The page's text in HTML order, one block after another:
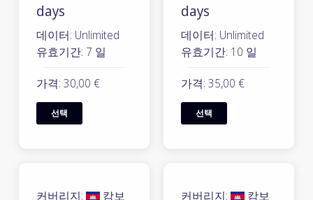
days
데이터: Unlimited
유효기간: 7 일
가격: 30,00 €
선택
days
데이터: Unlimited
유효기간: 10 일
가격: 35,00 €
선택
커버리지: 캄보 커버리지: 캄보